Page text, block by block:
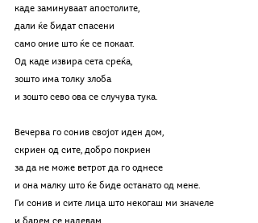
каде заминуваат апостолите,
дали ќе бидат спасени
само оние што ќе се покаат.
Од каде извира сета среќа,
зошто има толку злоба
и зошто сево ова се случува тука.
Вечерва го сонив својот иден дом,
скриен од сите, добро покриен
за да не може ветрот да го однесе
и она малку што ќе биде останато од мене.
Ги сонив и сите лица што некогаш ми значеле